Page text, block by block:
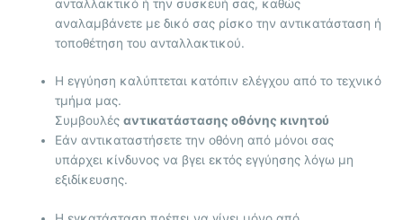
ανταλλακτικό ή την συσκευή σας, καθώς
αναλαμβάνετε με δικό σας ρίσκο την αντικατάσταση ή
τοποθέτηση του ανταλλακτικού.
Η εγγύηση καλύπτεται κατόπιν ελέγχου από το τεχνικό
τμήμα μας.
Συμβουλέςαντικατάστασης οθόνης κινητού
Εάν αντικαταστήσετε την οθόνη από μόνοι σας
υπάρχει κίνδυνος να βγει εκτός εγγύησης λόγω μη
εξιδίκευσης.